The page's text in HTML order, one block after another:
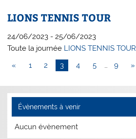
LIONS TENNIS TOUR
24/06/2023 - 25/06/2023
Toute la journée LIONS TENNIS TOUR
«
1 2 3 4 5 … 9 »
Évènements à venir
Aucun évènement